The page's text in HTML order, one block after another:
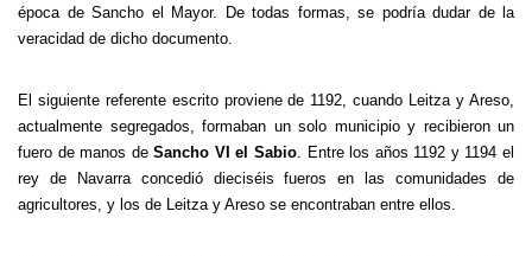
época de Sancho el Mayor. De todas formas, se podría dudar de la
veracidad de dicho documento.
El siguiente referente escrito proviene de 1192, cuando Leitza y Areso,
actualmente segregados, formaban un solo municipio y recibieron un
fuero de manos deSancho VI el Sabio. Entre los años 1192 y 1194 el
rey de Navarra concedió dieciséis fueros en las comunidades de
agricultores, y los de Leitza y Areso se encontraban entre ellos.